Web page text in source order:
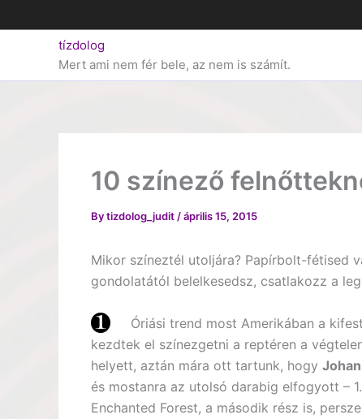
to
tízdolog
Mert ami nem fér bele, az nem is számít.
10 színező
Bytizdolog_judit /április 15, 2015
Mikor színeztél utoljára? Papírbolt-fétised
gondolatától belelkesedsz, csatlakozz a
Óriási trend most Amerikában a
kezdtek el színezgetni a reptéren a
helyett, aztán mára ott tartunk, hogy
és mostanra az utolsó darabig elfogyott –
Enchanted Forest, a második rész is,